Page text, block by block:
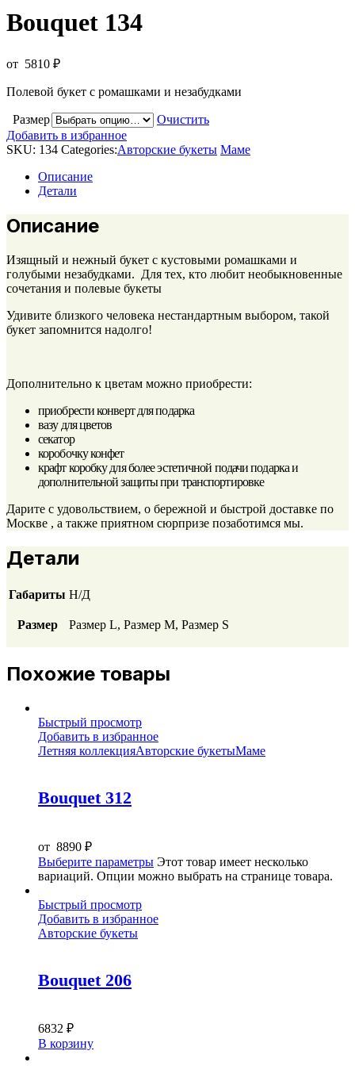
Bouquet 134
от 5810 ₽
Полевой букет с ромашками и незабудками
Размер
Очистить
Добавить в избранное
SKU: 134 Categories:Авторские букеты Маме
Описание
Детали
Описание
Изящный и нежный букет с кустовыми ромашками и
голубыми незабудками. Для тех, кто любит необыкновенные
сочетания и полевые букеты
Удивите близкого человека нестандартным выбором, такой
букет запомнится надолго!
Дополнительно к цветам можно приобрести:
приобрести конверт для подарка
вазу для цветов
секатор
коробочку конфет
крафт коробку для более эстетичной подачи подарка и
дополнительной защиты при транспортировке
Дарите с удовольствием, о бережной и быстрой доставке по
Москве , а также приятном сюрпризе позаботимся мы.
Детали
Габариты Н/Д
Размер Размер L, Размер М, Размер S
Похожие товары
Быстрый просмотр
Добавить в избранное
Летняя коллекцияАвторские букетыМаме
Bouquet 312
от 8890 ₽
Выберите параметры Этот товар имеет несколько
вариаций. Опции можно выбрать на странице товара.
Быстрый просмотр
Добавить в избранное
Авторские букеты
Bouquet 206
6832 ₽
В корзину